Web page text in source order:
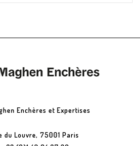
Enchères et Expertises
du Louvre, 75001 Paris